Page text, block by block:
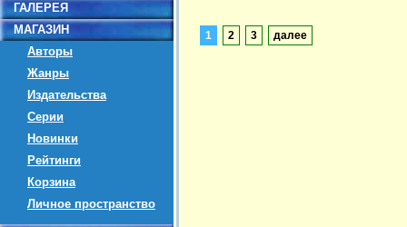
ГАЛЕРЕЯ
МАГАЗИН
Авторы
Жанры
Издательства
Серии
Новинки
Рейтинги
Корзина
Личное пространство
1 2 3 далее